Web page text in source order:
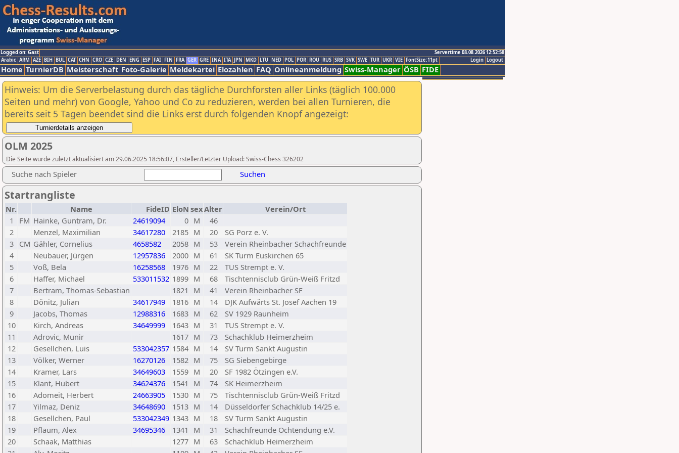
Logged on: Gast
Servertime 08.08.2026 12:52:58
Logout
Login
Arabic ARM AZE BIH BUL CAT CHN CRO CZE DEN ENG ESP FAI FIN FRA GER GRE INA ITA JPN MKD LTU NED POL POR ROU RUS SRB SVK SWE TUR UKR VIE FontSize:11pt
Home TurnierDB Meisterschaft Foto-Galerie Meldekartei Elozahlen FAQ Onlineanmeldung Swiss-Manager ÖSB FIDE
Hinweis: Um die Serverbelastung durch das tägliche Durchforsten aller Links (täglich 100.000
Seiten und mehr) von Google, Yahoo und Co zu reduzieren, werden bei allen Turnieren, die
bereits seit 5 Tagen beendet sind die Links erst durch folgenden Knopf angezeigt:
OLM 2025
Die Seite wurde zuletzt aktualisiert am 29.06.2025 18:56:07, Ersteller/Letzter Upload: Swiss-Chess 326202
Suche nach Spieler Suchen
Startrangliste
Nr. Name FideID EloN sexAlter
Verein/Ort
1
FM Hainke, Guntram, Dr. 24619094 0 M
46
2
Menzel, Maximilian 34617280 2185 M 20
SG Porz e. V.
3
CM Gähler, Cornelius 4658582 2058 M 53
Verein Rheinbacher Schachfreunde
4
Neubauer, Jürgen 12957836 2000 M 61
SK Turm Euskirchen 65
5
Voß, Bela 16258568 1976 M 22
TUS Strempt e. V.
6
Haffer, Michael 533011532 1899 M 68
Tischtennisclub Grün-Weiß Fritzd
7
Bertram, Thomas-Sebastian 1821 M 41
Verein Rheinbacher SF
8
Dönitz, Julian 34617949 1816 M 14
DJK Aufwärts St. Josef Aachen 19
9
Jacobs, Thomas 12988316 1683 M 62
SV 1929 Raunheim
10
Kirch, Andreas 34649999 1643 M 31
TUS Strempt e. V.
11
Adrovic, Munir 1617 M 73
Schachklub Heimerzheim
12
Gesellchen, Luis 533042357 1584 M 14
SV Turm Sankt Augustin
13
Völker, Werner 16270126 1582 M 75
SG Siebengebirge
14
Kramer, Lars 34649603 1559 M 20
SF 1982 Ötzingen e.V.
15
Klant, Hubert 34624376 1541 M 74
SK Heimerzheim
16
Adomeit, Herbert 24663905 1530 M 75
Tischtennisclub Grün-Weiß Fritzd
17
Yilmaz, Deniz 34648690 1513 M 14
Düsseldorfer Schachklub 14/25 e.
18
Gesellchen, Paul 533042349 1343 M 18
SV Turm Sankt Augustin
19
Pflaum, Alex 34695346 1341 M 31
Schachfreunde Ochtendung e.V.
20
Schaak, Matthias 1277 M 63
Schachklub Heimerzheim